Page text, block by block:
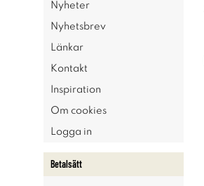
Nyheter
Nyhetsbrev
Länkar
Kontakt
Inspiration
Om cookies
Logga in
Betalsätt